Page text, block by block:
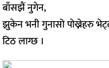
बाँसझैं नुगेन,
झुकेन भनी गुनासो पोख्नेहरु
टिठ लाग्छ ।